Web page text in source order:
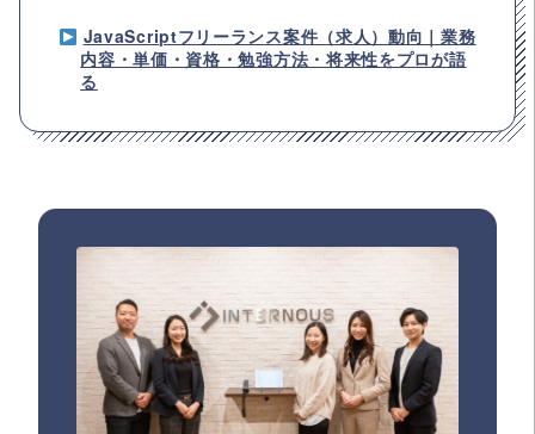
JavaScriptフリーランス案件（求人）動向｜業務
内容・単価・資格・勉強方法・将来性をプロが語
る